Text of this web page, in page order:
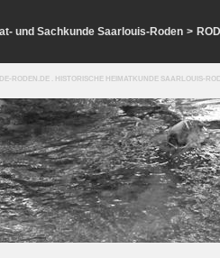
und Sachkunde Saarlouis-Roden >
RODEN.DE . HISTORISCHE HEIMATKUNDE SAARLOUIS-